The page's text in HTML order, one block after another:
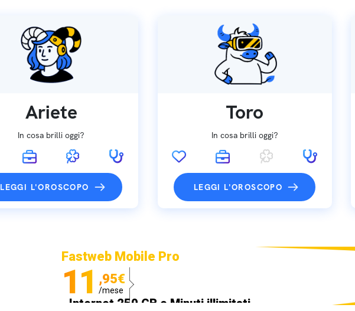
Ariete
In cosa brilli oggi?
LEGGI L'OROSCOPO
Toro
In cosa brilli oggi?
LEGGI L'OROSCOPO
Fastweb Mobile Pro
11 ,95€
/mese
Internet 250 GB e Minuti illimitati